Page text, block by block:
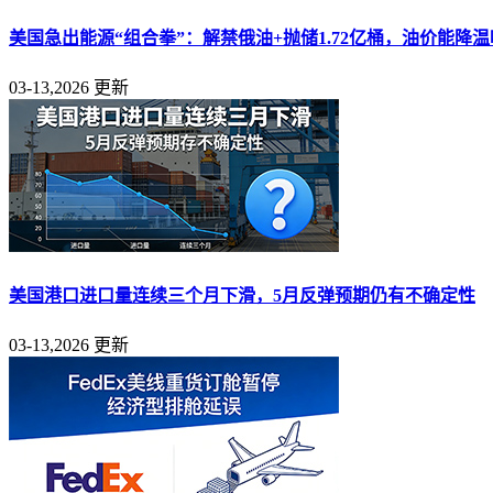
美国急出能源“组合拳”：解禁俄油+抛储1.72亿桶，油价能降
03-13,2026 更新
美国港口进口量连续三个月下滑，5月反弹预期仍有不确定性
03-13,2026 更新